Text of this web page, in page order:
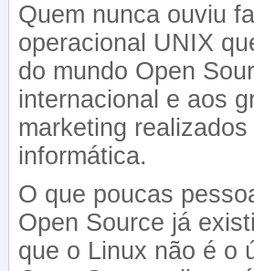
Quem nunca ouviu
operacional UNIX
do mundo Open
internacional e aos
marketing
informática.
O que poucas
Open Source já
que o Linux não é o